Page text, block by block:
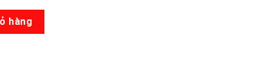
Gân Cao Su - Vàng số lượng
hàng